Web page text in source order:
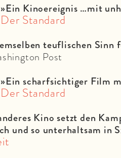
»Ein Kinoereignis …mit
Der Standard
teuflischen Sinn
Post
»Ein scharfsichtiger Film
Der Standard
Kino setzt den
und so unterhaltsam in